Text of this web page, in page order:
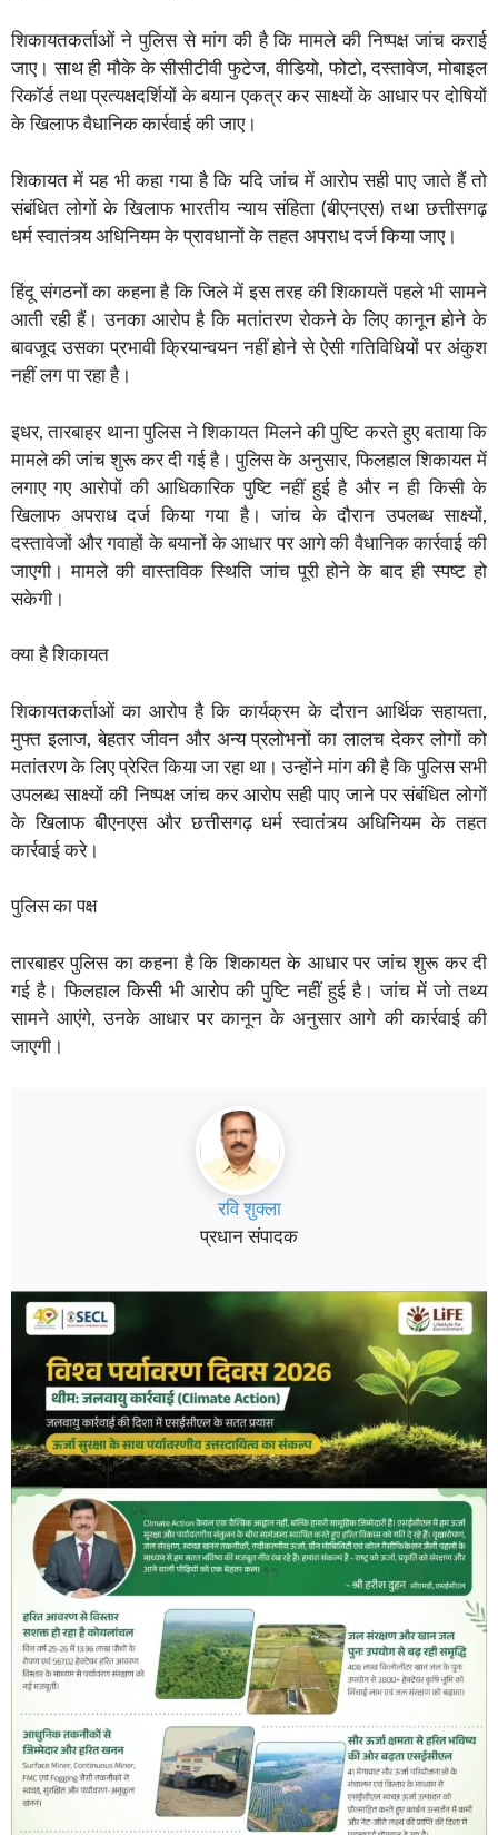
शिकायतकर्ताओं ने पुलिस से मांग की है कि मामले की निष्पक्ष जांच कराई
जाए। साथ ही मौके के सीसीटीवी फुटेज, वीडियो, फोटो, दस्तावेज, मोबाइल
रिकॉर्ड तथा प्रत्यक्षदर्शियों के बयान एकत्र कर साक्ष्यों के आधार पर दोषियों
के खिलाफ वैधानिक कार्रवाई की जाए।
शिकायत में यह भी कहा गया है कि यदि जांच में आरोप सही पाए जाते हैं तो
संबंधित लोगों के खिलाफ भारतीय न्याय संहिता (बीएनएस) तथा छत्तीसगढ़
धर्म स्वातंत्र्य अधिनियम के प्रावधानों के तहत अपराध दर्ज किया जाए।
हिंदू संगठनों का कहना है कि जिले में इस तरह की शिकायतें पहले भी सामने
आती रही हैं। उनका आरोप है कि मतांतरण रोकने के लिए कानून होने के
बावजूद उसका प्रभावी क्रियान्वयन नहीं होने से ऐसी गतिविधियों पर अंकुश
नहीं लग पा रहा है।
इधर, तारबाहर थाना पुलिस ने शिकायत मिलने की पुष्टि करते हुए बताया कि
मामले की जांच शुरू कर दी गई है। पुलिस के अनुसार, फिलहाल शिकायत में
लगाए गए आरोपों की आधिकारिक पुष्टि नहीं हुई है और न ही किसी के
खिलाफ अपराध दर्ज किया गया है। जांच के दौरान उपलब्ध साक्ष्यों,
दस्तावेजों और गवाहों के बयानों के आधार पर आगे की वैधानिक कार्रवाई की
जाएगी। मामले की वास्तविक स्थिति जांच पूरी होने के बाद ही स्पष्ट हो
सकेगी।
क्या है शिकायत
शिकायतकर्ताओं का आरोप है कि कार्यक्रम के दौरान आर्थिक सहायता,
मुफ्त इलाज, बेहतर जीवन और अन्य प्रलोभनों का लालच देकर लोगों को
मतांतरण के लिए प्रेरित किया जा रहा था। उन्होंने मांग की है कि पुलिस सभी
उपलब्ध साक्ष्यों की निष्पक्ष जांच कर आरोप सही पाए जाने पर संबंधित लोगों
के खिलाफ बीएनएस और छत्तीसगढ़ धर्म स्वातंत्र्य अधिनियम के तहत
कार्रवाई करे।
पुलिस का पक्ष
तारबाहर पुलिस का कहना है कि शिकायत के आधार पर जांच शुरू कर दी
गई है। फिलहाल किसी भी आरोप की पुष्टि नहीं हुई है। जांच में जो तथ्य
सामने आएंगे, उनके आधार पर कानून के अनुसार आगे की कार्रवाई की
जाएगी।
रवि शुक्ला
प्रधान संपादक